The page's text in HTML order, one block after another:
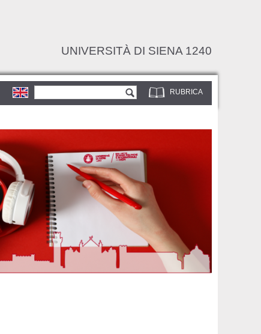
UNIVERSITÀ DI SIENA 1240
RUBRICA
Form di ricerca